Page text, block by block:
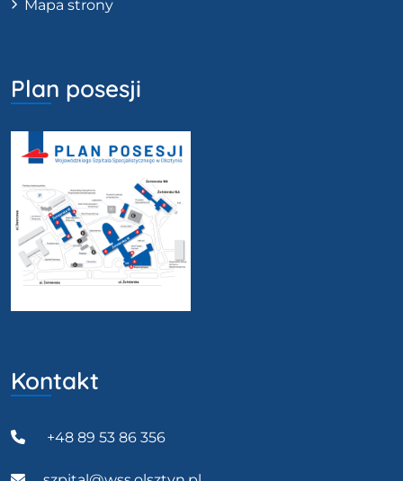
Mapa strony
Plan posesji
Kontakt
+48 89 53 86 356